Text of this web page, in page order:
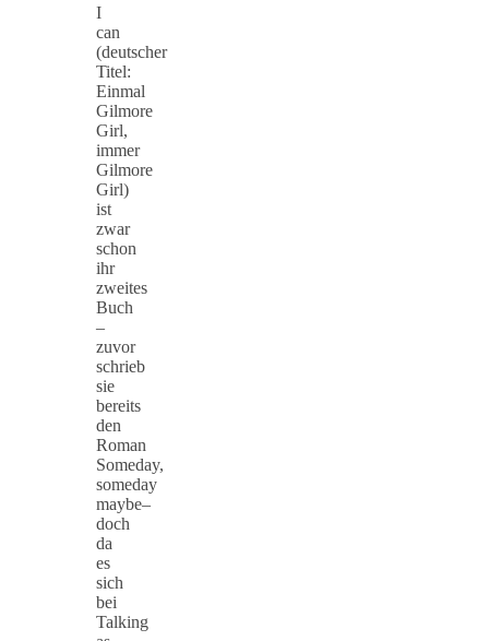
I
can
(deutscher
Titel:
Einmal
Gilmore
Girl,
immer
Gilmore
Girl)
ist
zwar
schon
ihr
zweites
Buch
–
zuvor
schrieb
sie
bereits
den
Roman
Someday,
someday
maybe–
doch
da
es
sich
bei
Talking